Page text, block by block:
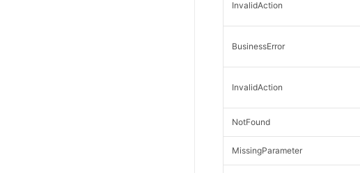
InvalidAction
BusinessError
InvalidAction
NotFound
MissingParameter